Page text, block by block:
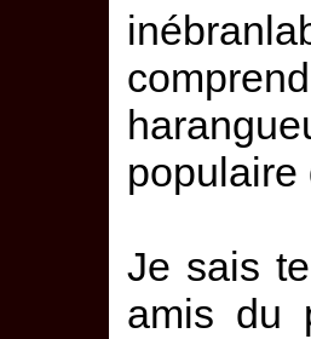
populaire
Je sais
amis du